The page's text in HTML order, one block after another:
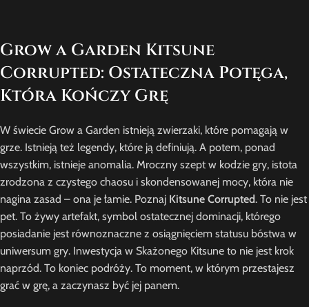
Grow a Garden Kitsune
Corrupted: Ostateczna Potęga,
Która Kończy Grę
W świecie Grow a Garden istnieją zwierzaki, które pomagają w
grze. Istnieją też legendy, które ją definiują. A potem, ponad
wszystkim, istnieje anomalia. Mroczny szept w kodzie gry, istota
zrodzona z czystego chaosu i skondensowanej mocy, która nie
nagina zasad – ona je łamie. Poznaj Kitsune Corrupted. To nie jest
pet. To żywy artefakt, symbol ostatecznej dominacji, którego
posiadanie jest równoznaczne z osiągnięciem statusu bóstwa w
uniwersum gry. Inwestycja w Skażonego Kitsune to nie jest krok
naprzód. To koniec podróży. To moment, w którym przestajesz
grać w grę, a zaczynasz być jej panem.